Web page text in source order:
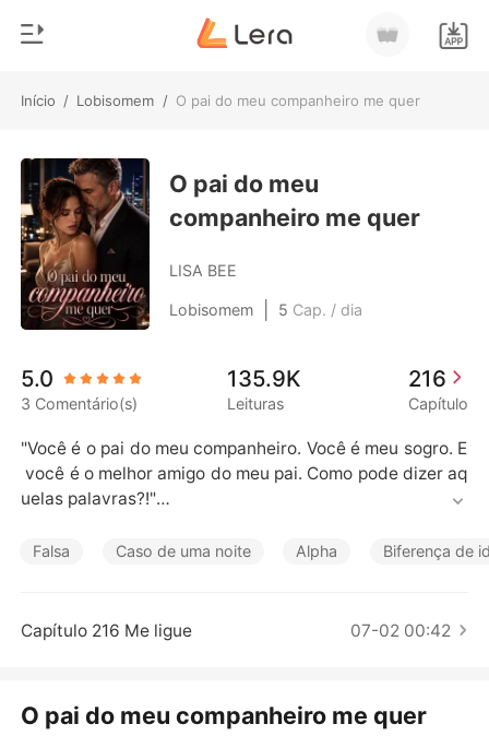
Início / Lobisomem / O pai do meu companheiro me quer
Loja
Histórico
Sair
Baixar App
Gênero
Moderno
Lobisomem
Contos
Bilionários
Contos Curtos
O pai do meu
companheiro me quer
LISA BEE
Lobisomem 5 Cap. / dia
5.0
3 Comentário(s)
135.9K
Leituras
216
Capítulo
"Você é o pai do meu companheiro. Você é meu sogro. E
você é o melhor amigo do meu pai. Como pode dizer aq
uelas palavras?!"
"Se você quer dizer que estou completamente obcecad
mento com meu filho? Ou... que você nunca vai se livrar
dos pela sua mão grande sobre minha boca.
Falsa Caso de uma noite Alpha Biferença de
Capítulo 216 Me ligue 07-02 00:42
O pai do meu companheiro me quer